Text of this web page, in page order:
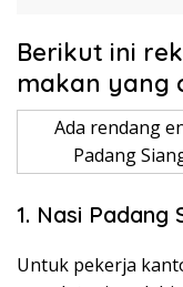
Berikut ini
makan yang
Ada rendang
Padang
1. Nasi Padang
Untuk pekerja